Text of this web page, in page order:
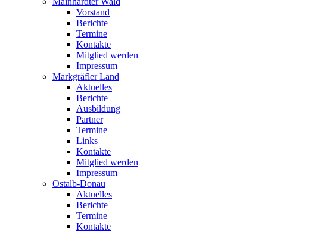
Vorstand
Berichte
Termine
Kontakte
Mitglied werden
Impressum
Markgräfler Land
Aktuelles
Berichte
Ausbildung
Partner
Termine
Links
Kontakte
Mitglied werden
Impressum
Ostalb-Donau
Aktuelles
Berichte
Termine
Kontakte